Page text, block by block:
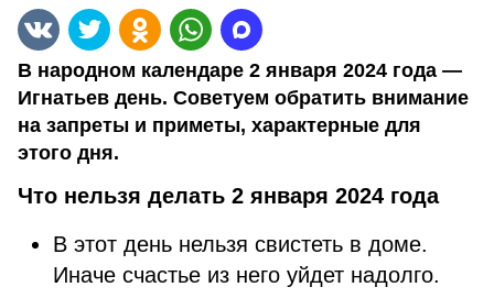
В народном календаре 2 января 2024 года —
Игнатьев день. Советуем обратить внимание
на запреты и приметы, характерные для
этого дня.
Что нельзя делать 2 января 2024 года
В этот день нельзя свистеть в доме.
Иначе счастье из него уйдет надолго.